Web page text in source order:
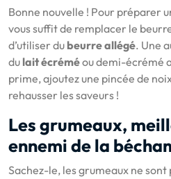
Bonne nouvelle ! Pour préparer
vous suffit de remplacer le
d’utiliser du beurre allégé. Une
du lait écréméou demi-écrémé
prime, ajoutez une pincée de
rehausser les saveurs !
Les grumeaux,
ennemi de la
Sachez-le, les grumeaux ne sont